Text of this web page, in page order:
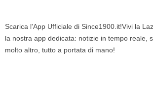
Scarica l'App Ufficiale di Since1900.it!Vivi la
la nostra app dedicata: notizie in tempo reale,
molto altro, tutto a portata di mano!